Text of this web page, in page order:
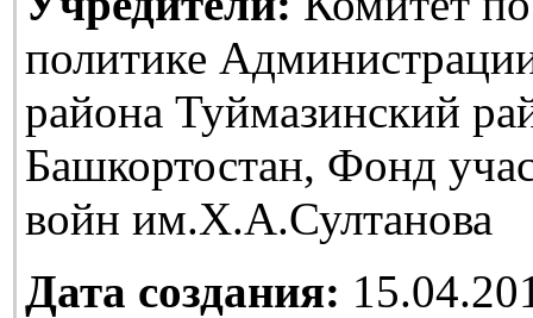
политике
района Туймазинский
Башкортостан, Фонд
войн им.Х.А.Султанова
Дата создания: